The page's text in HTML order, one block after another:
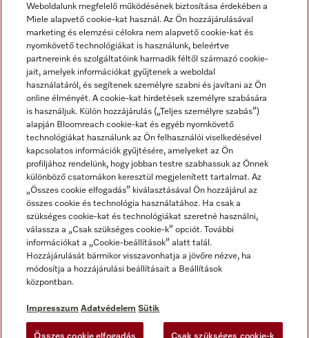
Hírlevél
Impresszum
ÁSZF
Adatvédelem
Felhasználási feltételek
Akadálymentességi Nyilatkozat
Digitális Szolgáltatásokról szóló törvény
Miele a YouTube-on
Miele a Facebookon
Miele az Instagramon
Weboldalunk megfelelő működésének biztosítása érdekében a
Miele alapvető cookie-kat használ. Az Ön hozzájárulásával
marketing és elemzési célokra nem alapvető cookie-kat és
nyomkövető technológiákat is használunk, beleértve
partnereink és szolgáltatóink harmadik féltől származó cookie-
jait, amelyek információkat gyűjtenek a weboldal
használatáról, és segítenek személyre szabni és javítani az Ön
online élményét. A cookie-kat hirdetések személyre szabására
is használjuk. Külön hozzájárulás („Teljes személyre szabás”)
alapján Bloomreach cookie-kat és egyéb nyomkövető
technológiákat használunk az Ön felhasználói viselkedésével
kapcsolatos információk gyűjtésére, amelyeket az Ön
profiljához rendelünk, hogy jobban testre szabhassuk az Önnek
különböző csatornákon keresztül megjelenített tartalmat. Az
„Összes cookie elfogadás” kiválasztásával Ön hozzájárul az
összes cookie és technológia használatához. Ha csak a
szükséges cookie-kat és technológiákat szeretné használni,
válassza a „Csak szükséges cookie-k” opciót. További
információkat a „Cookie-beállítások” alatt talál.
Hozzájárulását bármikor visszavonhatja a jövőre nézve, ha
módosítja a hozzájárulási beállításait a Beállítások
központban.
Impresszum Adatvédelem Sütik